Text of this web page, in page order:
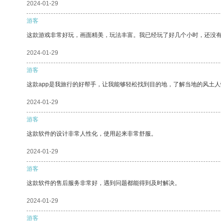
2024-01-29
游客
这款游戏非常好玩，画面精美，玩法丰富。我已经玩了好几个小时，还没有
2024-01-29
游客
这款app是我旅行的好帮手，让我能够轻松找到目的地，了解当地的风土人
2024-01-29
游客
这款软件的设计非常人性化，使用起来非常舒服。
2024-01-29
游客
这款软件的售后服务非常好，遇到问题都能得到及时解决。
2024-01-29
游客